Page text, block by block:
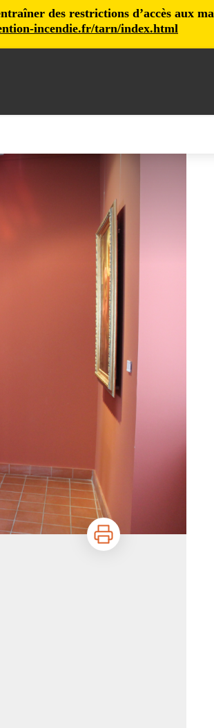
des restrictions d’accès aux
incendie.fr/tarn/index.html
Imprimer